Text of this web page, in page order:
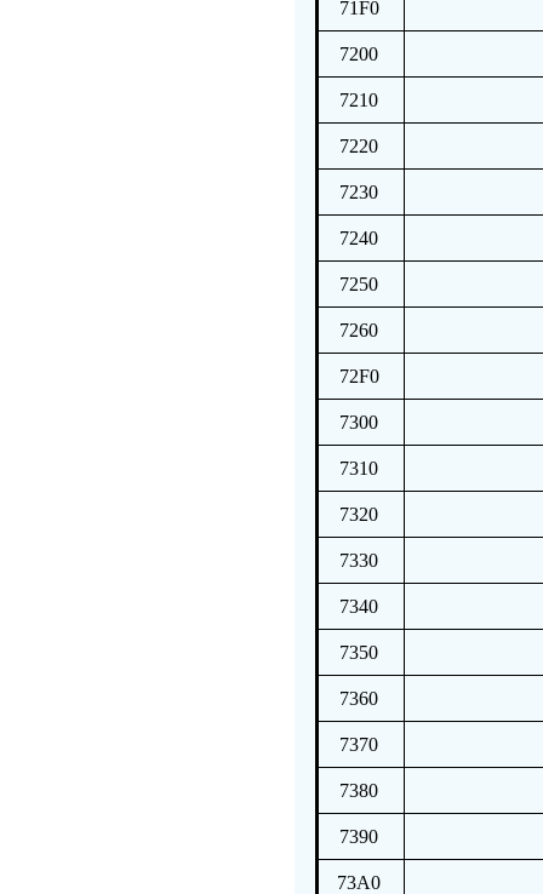
71F0
7200
7210
7220
7230
7240
7250
7260
72F0
7300
7310
7320
7330
7340
7350
7360
7370
7380
7390
73A0